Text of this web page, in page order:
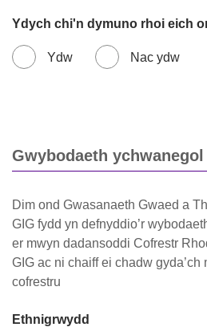
Ydych chi'n dymuno rhoi eich
Ydw Nac ydw
Gwybodaeth ychwanegol
Dim ond Gwasanaeth Gwaed a
GIG fydd yn defnyddio’r
er mwyn dadansoddi Cofrestr
GIG ac ni chaiff ei chadw gyda’ch
cofrestru
Ethnigrwydd